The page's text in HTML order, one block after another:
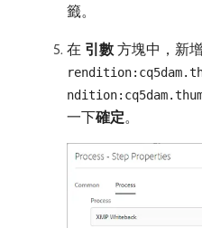
籤。
在​ 引數 ​方塊中，新增
一下​確定。